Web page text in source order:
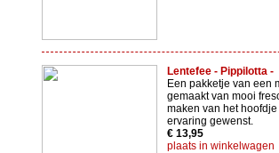
Lentefee - Pippilotta -
Een pakketje van een
gemaakt van mooi
maken van het
ervaring gewenst.
€ 13,95
plaats in winkelwagen